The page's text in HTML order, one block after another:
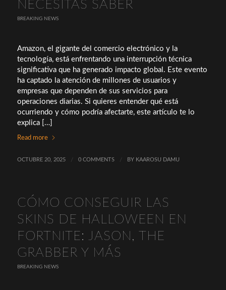
NECESITAS SABER
BREAKING NEWS
Amazon, el gigante del comercio electrónico y la
tecnología, está enfrentando una interrupción técnica
significativa que ha generado impacto global. Este evento
ha captado la atención de millones de usuarios y
empresas que dependen de sus servicios para
operaciones diarias. Si quieres entender qué está
ocurriendo y cómo podría afectarte, este artículo te lo
explica […]
Read more
OCTUBRE 20, 2025 / 0 COMMENTS / BY KAAROSU DAMU
CÓMO CONSEGUIR LAS
SKINS DE HALLOWEEN EN
FORTNITE: JASON, THE
GRABBER Y MÁS
BREAKING NEWS